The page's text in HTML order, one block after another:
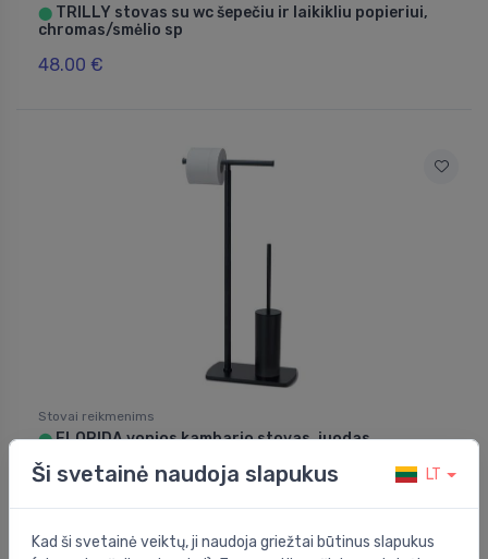
⬤ TRILLY stovas su wc šepečiu ir laikikliu popieriui,
chromas/smėlio sp
48.00 €
Stovai reikmenims
⬤FLORIDA vonios kambario stovas, juodas
103.00 €
Ši svetainė naudoja slapukus LT
Kad ši svetainė veiktų, ji naudoja griežtai būtinus slapukus